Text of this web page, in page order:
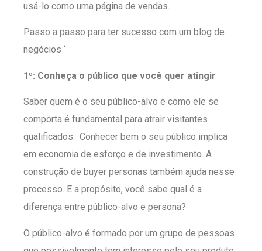
usá-lo como uma página de vendas.
Passo a passo para ter sucesso com um blog de
negócios ‘
1º: Conheça o público que você quer atingir
Saber quem é o seu público-alvo e como ele se
comporta é fundamental para atrair visitantes
qualificados. Conhecer bem o seu público implica
em economia de esforço e de investimento. A
construção de buyer personas também ajuda nesse
processo. E a propósito, você sabe qual é a
diferença entre público-alvo e persona?
O público-alvo é formado por um grupo de pessoas